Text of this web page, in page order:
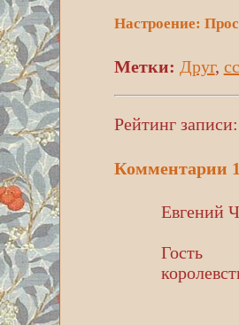
Настроение:
Метки: Друг,
Рейтинг записи:
Комментарии 1
Евгений
Гость